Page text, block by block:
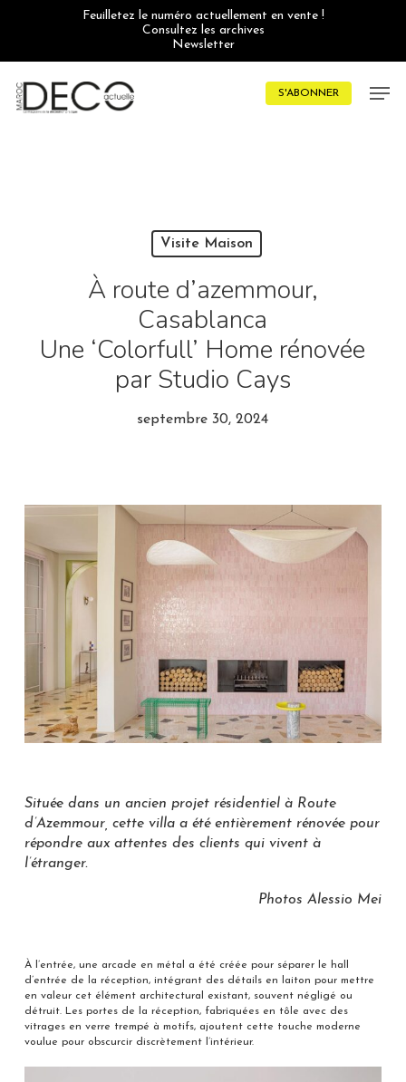
Feuilletez le numéro actuellement en vente !
Consultez les archives
Newsletter
S'ABONNER
Visite Maison
À route d’azemmour,
Casablanca
Une ‘Colorfull’ Home rénovée
par Studio Cays
septembre 30, 2024
Située dans un ancien projet résidentiel à Route
d’Azemmour, cette villa a été entièrement rénovée pour
répondre aux attentes des clients qui vivent à
l’étranger.
Photos Alessio Mei
À l’entrée, une arcade en métal a été créée pour séparer le hall
d’entrée de la réception, intégrant des détails en laiton pour mettre
en valeur cet élément architectural existant, souvent négligé ou
détruit. Les portes de la réception, fabriquées en tôle avec des
vitrages en verre trempé à motifs, ajoutent cette touche moderne
voulue pour obscurcir discrètement l’intérieur.